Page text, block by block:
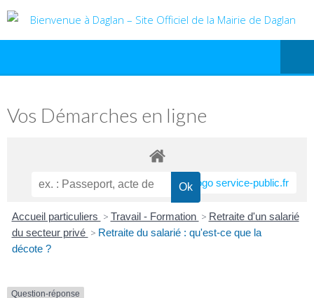
Vos Démarches en ligne
Accueil particuliers > Travail - Formation > Retraite d'un salarié
du secteur privé > Retraite du salarié : qu'est-ce que la
décote ?
Question-réponse